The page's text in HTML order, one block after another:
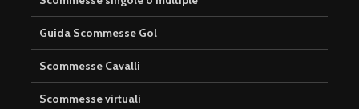
Guida Scommesse Gol
Scommesse Cavalli
Scommesse virtuali